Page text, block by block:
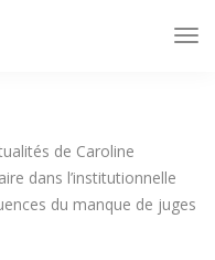
de Caroline
dans l’institutionnelle
du manque de juges